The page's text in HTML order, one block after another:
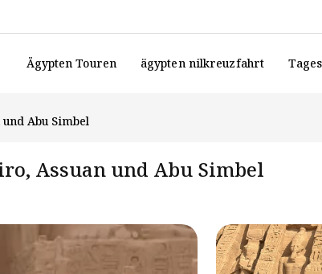
Ägypten Touren ägypten nilkreuzfahrt
Abu Simbel
Assuan und Abu Simbel